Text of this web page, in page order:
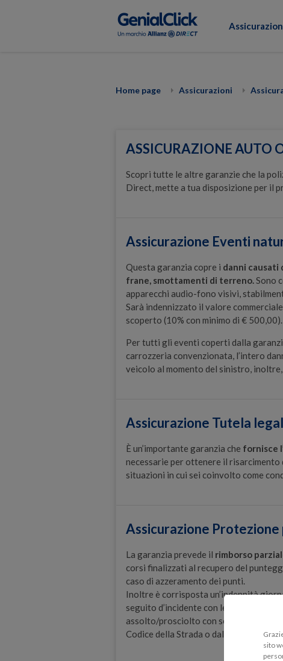
Home page Assicurazioni
ASSICURAZIONE AUTO
Scopri tutte le altre garanzie che la
Direct, mette a tua disposizione per il
Assicurazione Eventi
Questa garanzia copre i danni causati
frane, smottamenti di terreno.Sono
apparecchi audio-fono visivi,
Sarà indennizzato il valore
scoperto (10% con minimo di € 500,00).
Per tutti gli eventi coperti dalla
carrozzeria convenzionata, l’intero
veicolo al momento del sinistro,
Assicurazione Tutela
È un’importante garanzia che fornisce
necessarie per ottenere il risarcimento
situazioni in cui sei coinvolto come
Assicurazione
La garanzia prevede il rimborso
corsi finalizzati al recupero del
caso di azzeramento dei punti.
Inoltre è corrisposta un’indennità
seguito d’incidente con lesioni a
assolto/prosciolto con sentenza
Codice della Strada o dall’imputazione
sito